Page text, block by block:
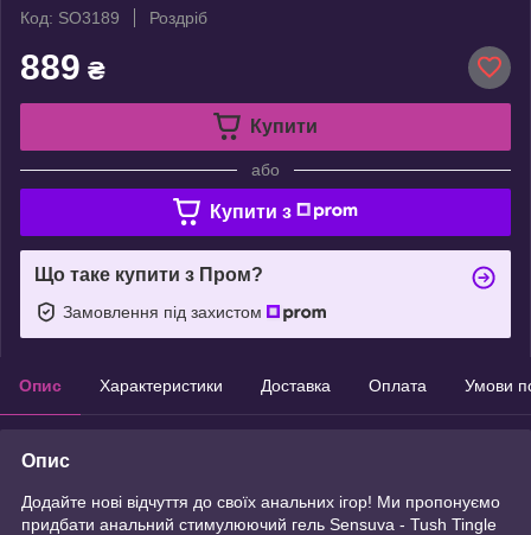
Код: SO3189
Роздріб
889 ₴
Купити
або
Купити з
Що таке купити з Пром?
Замовлення під захистом
Опис Характеристики Доставка Оплата Умови
Опис
Додайте нові відчуття до своїх анальних ігор! Ми пропонуємо
придбати анальний стимулюючий гель Sensuva - Tush Tingle